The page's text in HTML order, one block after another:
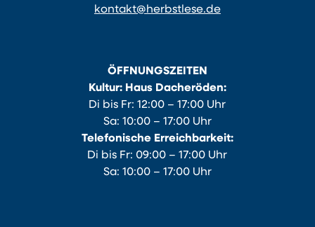
kontakt@herbstlese.de
ÖFFNUNGSZEITEN
Kultur: Haus Dacheröden:
Di bis Fr: 12:00 – 17:00 Uhr
Sa: 10:00 – 17:00 Uhr
Telefonische Erreichbarkeit:
Di bis Fr: 09:00 – 17:00 Uhr
Sa: 10:00 – 17:00 Uhr